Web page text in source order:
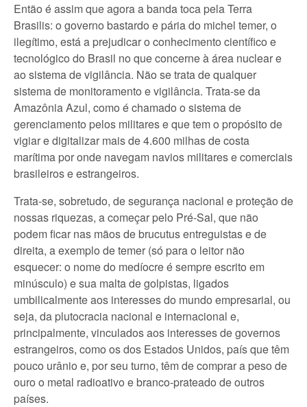
Então é assim que agora a banda toca pela Terra
Brasilis: o governo bastardo e pária do michel temer, o
ilegítimo, está a prejudicar o conhecimento científico e
tecnológico do Brasil no que concerne à área nuclear e
ao sistema de vigilância. Não se trata de qualquer
sistema de monitoramento e vigilância. Trata-se da
Amazônia Azul, como é chamado o sistema de
gerenciamento pelos militares e que tem o propósito de
vigiar e digitalizar mais de 4.600 milhas de costa
marítima por onde navegam navios militares e comerciais
brasileiros e estrangeiros.
Trata-se, sobretudo, de segurança nacional e proteção de
nossas riquezas, a começar pelo Pré-Sal, que não
podem ficar nas mãos de brucutus entreguistas e de
direita, a exemplo de temer (só para o leitor não
esquecer: o nome do medíocre é sempre escrito em
minúsculo) e sua malta de golpistas, ligados
umbilicalmente aos interesses do mundo empresarial, ou
seja, da plutocracia nacional e internacional e,
principalmente, vinculados aos interesses de governos
estrangeiros, como os dos Estados Unidos, país que têm
pouco urânio e, por seu turno, têm de comprar a peso de
ouro o metal radioativo e branco-prateado de outros
países.